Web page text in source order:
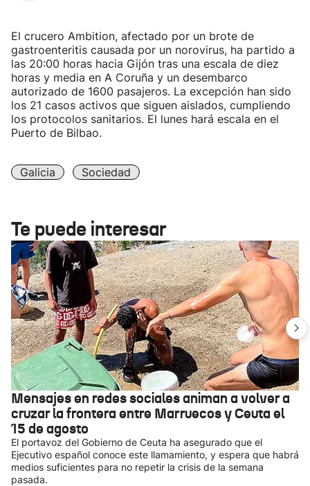
El crucero Ambition, afectado por un brote de
gastroenteritis causada por un norovirus, ha partido a
las 20:00 horas hacia Gijón tras una escala de diez
horas y media en A Coruña y un desembarco
autorizado de 1600 pasajeros. La excepción han sido
los 21 casos activos que siguen aislados, cumpliendo
los protocolos sanitarios. El lunes hará escala en el
Puerto de Bilbao.
Galicia Sociedad
Te puede interesar
Mensajes en redes sociales animan a volver a
cruzar la frontera entre Marruecos y Ceuta el
15 de agosto
El portavoz del Gobierno de Ceuta ha asegurado que el
Ejecutivo español conoce este llamamiento, y espera que habrá
medios suficientes para no repetir la crisis de la semana
pasada.